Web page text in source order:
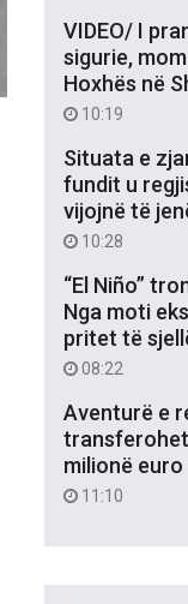
VIDEO/ I
sigurie,
Hoxhës në
10:19
Situata e
fundit u
vijojnë të
10:28
“El Niño”
Nga moti
pritet të
08:22
Aventurë e
transferohet
milionë euro
11:10